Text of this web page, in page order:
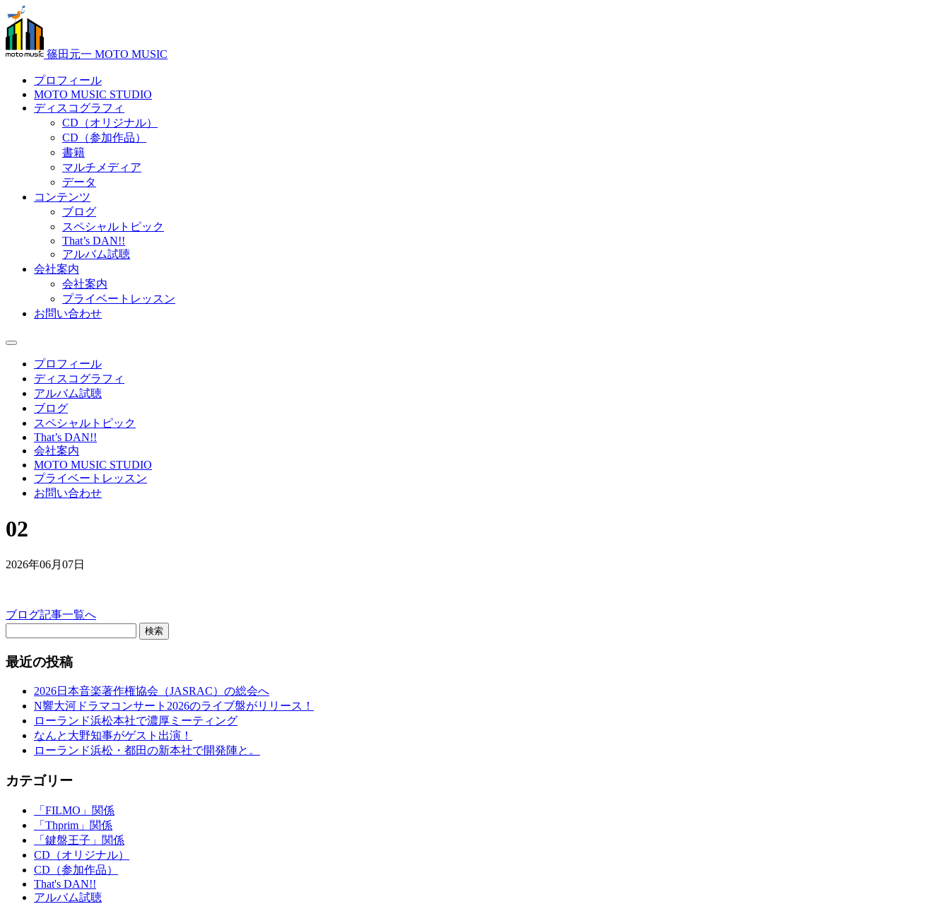
篠田元一 MOTO MUSIC
プロフィール
MOTO MUSIC STUDIO
ディスコグラフィ
CD（オリジナル）
CD（参加作品）
書籍
マルチメディア
データ
コンテンツ
ブログ
スペシャルトピック
That’s DAN!!
アルバム試聴
会社案内
会社案内
プライベートレッスン
お問い合わせ
プロフィール
ディスコグラフィ
アルバム試聴
ブログ
スペシャルトピック
That’s DAN!!
会社案内
MOTO MUSIC STUDIO
プライベートレッスン
お問い合わせ
02
2026年06月07日
ブログ記事一覧へ
検索
最近の投稿
2026日本音楽著作権協会（JASRAC）の総会へ
N響大河ドラマコンサート2026のライブ盤がリリース！
ローランド浜松本社で濃厚ミーティング
なんと大野知事がゲスト出演！
ローランド浜松・都田の新本社で開発陣と。
カテゴリー
「FILMO」関係
「Thprim」関係
「鍵盤王子」関係
CD（オリジナル）
CD（参加作品）
That's DAN!!
アルバム試聴